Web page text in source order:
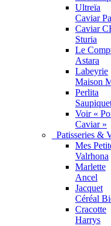
Ultreïa
Caviar
Caviar
Sturia
Le
Astara
Labeyrie
Maison
Perlita
Voir «
Caviar »
Patisseries &
Mes
Valrhona
Marlette
Ancel
Jacquet
Céréal
Cracotte
Harrys